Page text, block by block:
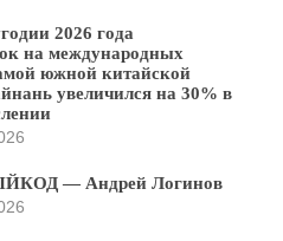
2026 года
на международных
южной китайской
увеличился на 30% в
— Андрей Логинов